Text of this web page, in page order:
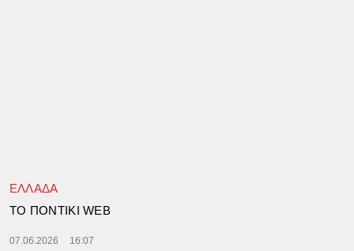
ΕΛΛΑΔΑ
TΟ ΠΟΝΤΙΚΙ WEB
07.06.2026 16:07